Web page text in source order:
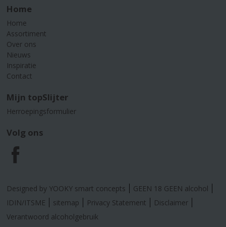
Home
Home
Assortiment
Over ons
Nieuws
Inspiratie
Contact
Mijn topSlijter
Herroepingsformulier
Volg ons
F
a
c
Designed by YOOKY smart concepts
GEEN 18 GEEN alcohol
IDIN/ITSME
sitemap Privacy Statement
Disclaimer
Verantwoord alcoholgebruik